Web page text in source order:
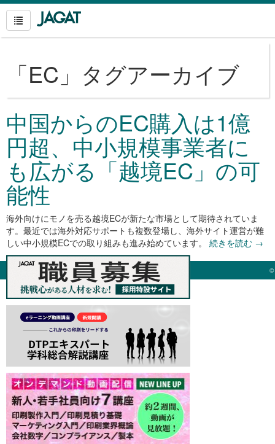
「EC 」タグアーカイブ
中国からのEC購入は1億
円超、中小規模事業者に
も広がる「越境EC」の可
能性
海外向けにモノを売る越境ECが新たな市場として期待されていま
す。最近では海外対応サポートも複数登場し、海外サイト運営が難
しい中小規模ECでの取り組みも進み始めています。 続きを読む →
©